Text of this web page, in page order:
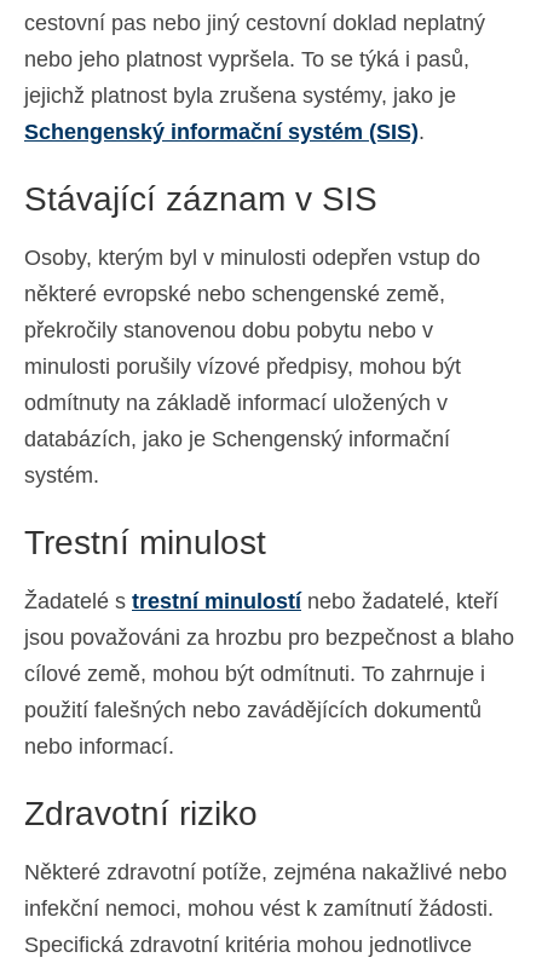
cestovní pas nebo jiný cestovní doklad neplatný
nebo jeho platnost vypršela. To se týká i pasů,
jejichž platnost byla zrušena systémy, jako je
Schengenský informační systém (SIS).
Stávající záznam v SIS
Osoby, kterým byl v minulosti odepřen vstup do
některé evropské nebo schengenské země,
překročily stanovenou dobu pobytu nebo v
minulosti porušily vízové předpisy, mohou být
odmítnuty na základě informací uložených v
databázích, jako je Schengenský informační
systém.
Trestní minulost
Žadatelé s trestní minulostí nebo žadatelé, kteří
jsou považováni za hrozbu pro bezpečnost a blaho
cílové země, mohou být odmítnuti. To zahrnuje i
použití falešných nebo zavádějících dokumentů
nebo informací.
Zdravotní riziko
Některé zdravotní potíže, zejména nakažlivé nebo
infekční nemoci, mohou vést k zamítnutí žádosti.
Specifická zdravotní kritéria mohou jednotlivce